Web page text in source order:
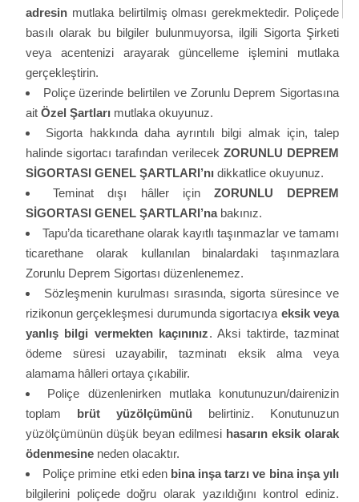
adresin mutlaka belirtilmiş olması gerekmektedir. Poliçede
basılı olarak bu bilgiler bulunmuyorsa, ilgili Sigorta Şirketi
veya acentenizi arayarak güncelleme işlemini mutlaka
gerçekleştirin.
Poliçe üzerinde belirtilen ve Zorunlu Deprem Sigortasına
ait Özel Şartları mutlaka okuyunuz.
Sigorta hakkında daha ayrıntılı bilgi almak için, talep
halinde sigortacı tarafından verilecek ZORUNLU DEPREM
SİGORTASI GENEL ŞARTLARI’nı dikkatlice okuyunuz.
Teminat dışı hâller için ZORUNLU DEPREM
SİGORTASI GENEL ŞARTLARI’na bakınız.
Tapu’da ticarethane olarak kayıtlı taşınmazlar ve tamamı
ticarethane olarak kullanılan binalardaki taşınmazlara
Zorunlu Deprem Sigortası düzenlenemez.
Sözleşmenin kurulması sırasında, sigorta süresince ve
rizikonun gerçekleşmesi durumunda sigortacıya eksik veya
yanlış bilgi vermekten kaçınınız. Aksi taktirde, tazminat
ödeme süresi uzayabilir, tazminatı eksik alma veya
alamama hâlleri ortaya çıkabilir.
Poliçe düzenlenirken mutlaka konutunuzun/dairenizin
toplam
brüt yüzölçümünü
belirtiniz. Konutunuzun
yüzölçümünün düşük beyan edilmesi hasarın eksik olarak
ödenmesine neden olacaktır.
Poliçe primine etki eden bina inşa tarzı ve bina inşa yılı
bilgilerini poliçede doğru olarak yazıldığını kontrol ediniz.